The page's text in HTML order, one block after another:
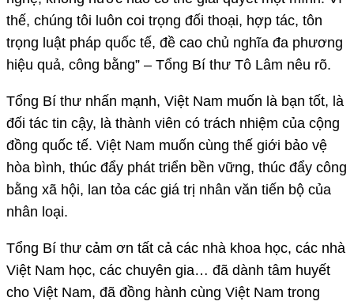
thế, chúng tôi luôn coi trọng đối thoại, hợp tác, tôn
trọng luật pháp quốc tế, đề cao chủ nghĩa đa phương
hiệu quả, công bằng” – Tổng Bí thư Tô Lâm nêu rõ.
Tổng Bí thư nhấn mạnh, Việt Nam muốn là bạn tốt, là
đối tác tin cậy, là thành viên có trách nhiệm của cộng
đồng quốc tế. Việt Nam muốn cùng thế giới bảo vệ
hòa bình, thúc đẩy phát triển bền vững, thúc đẩy công
bằng xã hội, lan tỏa các giá trị nhân văn tiến bộ của
nhân loại.
Tổng Bí thư cảm ơn tất cả các nhà khoa học, các nhà
Việt Nam học, các chuyên gia… đã dành tâm huyết
cho Việt Nam, đã đồng hành cùng Việt Nam trong